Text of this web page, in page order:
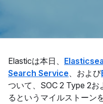
Elasticは本日、
Search Service、および
ついて、SOC 2 Type 2
るというマイルストーン